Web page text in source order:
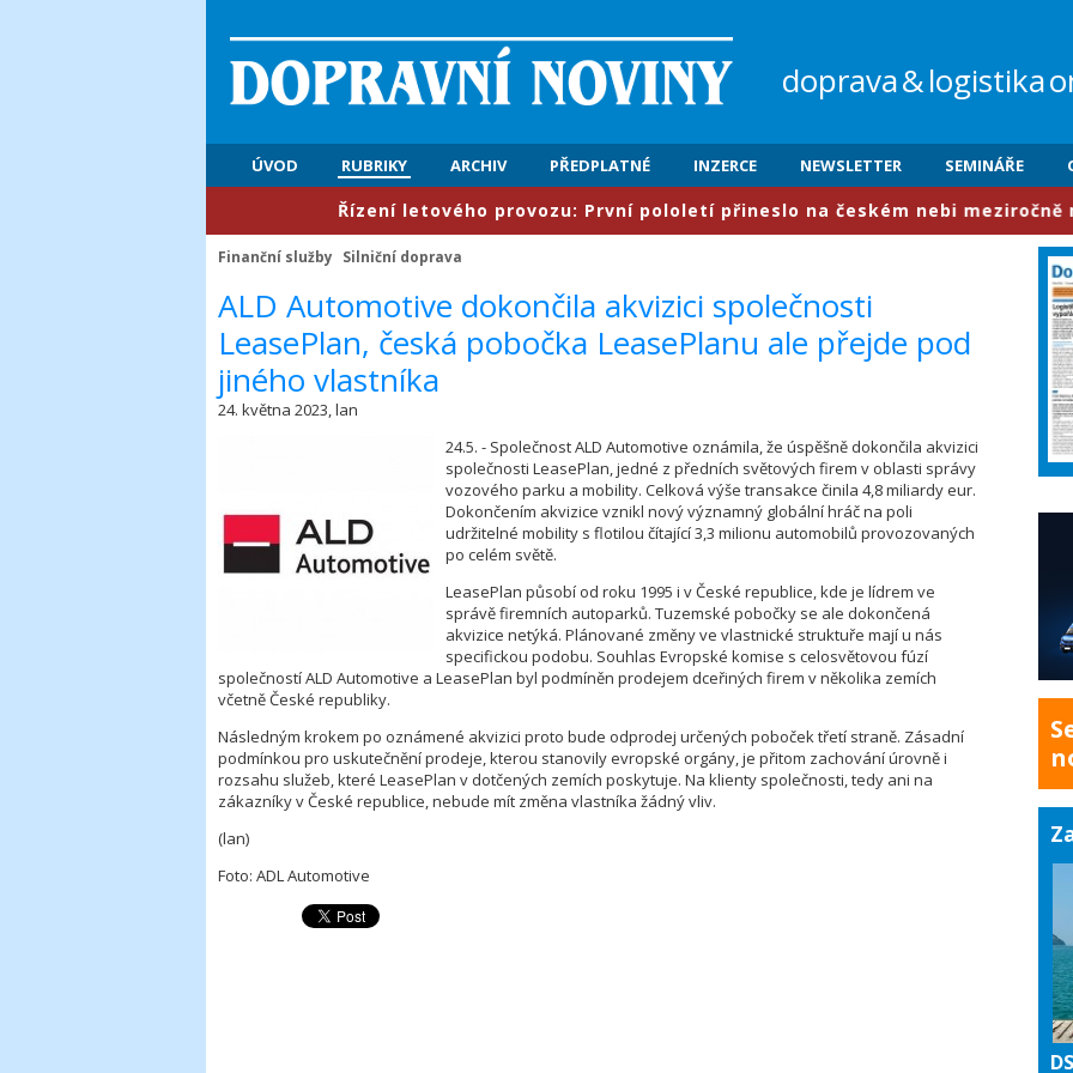
doprava&logistika
ÚVOD RUBRIKY ARCHIV PŘEDPLATNÉ INZERCE NEWSLETTER SEMINÁŘE
​Řízení letového provozu: První pololetí přineslo na českém nebi meziročně
Finanční služby Silniční doprava
​ALD Automotive dokončila akvizici společnosti
LeasePlan, česká pobočka LeasePlanu ale přejde pod
jiného vlastníka
24. května 2023, lan
24.5. - Společnost ALD Automotive oznámila, že úspěšně dokončila akvizici
společnosti LeasePlan, jedné z předních světových firem v oblasti správy
vozového parku a mobility. Celková výše transakce činila 4,8 miliardy eur.
Dokončením akvizice vznikl nový významný globální hráč na poli
udržitelné mobility s flotilou čítající 3,3 milionu automobilů provozovaných
po celém světě.
LeasePlan působí od roku 1995 i v České republice, kde je lídrem ve
správě firemních autoparků. Tuzemské pobočky se ale dokončená
akvizice netýká. Plánované změny ve vlastnické struktuře mají u nás
specifickou podobu. Souhlas Evropské komise s celosvětovou fúzí
společností ALD Automotive a LeasePlan byl podmíněn prodejem dceřiných firem v několika zemích
včetně České republiky.
Následným krokem po oznámené akvizici proto bude odprodej určených poboček třetí straně. Zásadní
podmínkou pro uskutečnění prodeje, kterou stanovily evropské orgány, je přitom zachování úrovně i
rozsahu služeb, které LeasePlan v dotčených zemích poskytuje. Na klienty společnosti, tedy ani na
zákazníky v České republice, nebude mít změna vlastníka žádný vliv.
(lan)
Foto: ADL Automotive